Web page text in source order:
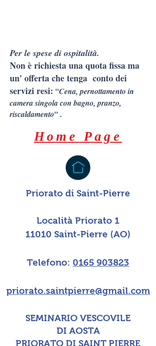
Per le spese di ospitalità.
Non è richiesta una quota fissa ma
un' offerta che tenga conto dei
servizi resi: "Cena, pernottamento in
camera singola con bagno, pranzo,
riscaldamento" .
Home Page
Priorato di Saint-Pierre
Località Priorato 1
11010 Saint-Pierre (AO)
Telefono: 0165 903823
priorato.saintpierre@gmail.com
SEMINARIO VESCOVILE
DI AOSTA
PRIORATO DI SAINT PIERRE